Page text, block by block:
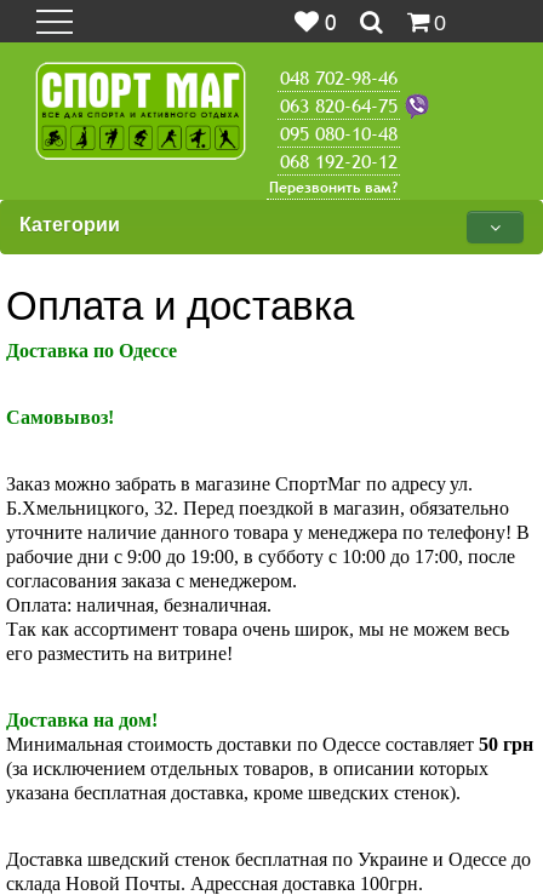
0 0
048 702-98-46
063 820-64-75
095 080-10-48
068 192-20-12
Перезвонить вам?
Категории
Оплата и доставка
Доставка по Одессе
Самовывоз!
Заказ можно забрать в магазине СпортМаг по адресуул.
Б.Хмельницкого, 32. Перед поездкой в магазин, обязательно
уточните наличие данного товара у менеджера по телефону! В
рабочие дни с 9:00 до 19:00, в субботу с 10:00 до 17:00, после
согласования заказа с менеджером.
Оплата: наличная, безналичная.
Так как ассортимент товара очень широк, мы не можем весь
его разместить на витрине!
Доставка на дом!
Минимальная стоимость доставки по Одессе составляет 50 грн
(за исключением отдельных товаров, в описании которых
указана бесплатная доставка, кроме шведских стенок).
Доставка шведский стенок бесплатная по Украине и Одессе до
склада Новой Почты. Адрессная доставка 100грн.